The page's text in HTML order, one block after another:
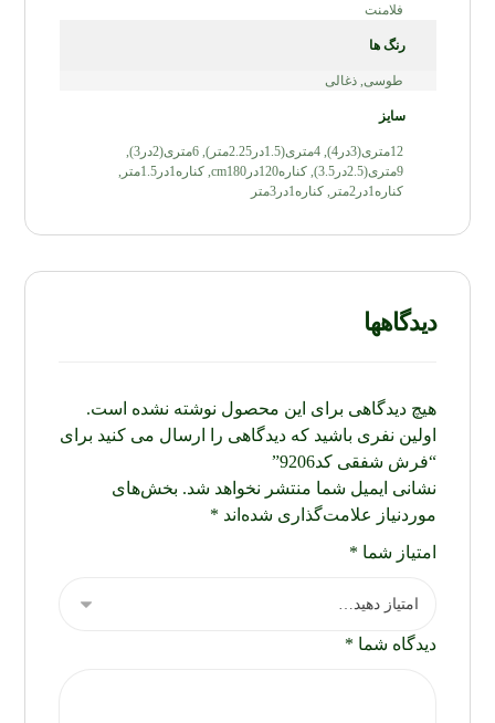
فلامنت
رنگ ها
طوسی ,ذغالی
سایز
12متری(3در4) ,4متری(1.5در2.25متر) ,6متری(2در3)
9متری(2.5در3.5)
,کناره120درcm180 ,کناره1در1.5متر
کناره1در2متر
,کناره1در3متر
دیدگاهها
هیچ دیدگاهی برای این محصول نوشته نشده است.
اولین نفری باشید که دیدگاهی را ارسال می کنید برای
“فرش شفقی کد9206”
نشانی ایمیل شما منتشر نخواهد شد. بخش‌های
موردنیاز علامت‌گذاری شده‌اند *
امتیاز شما *
دیدگاه شما *